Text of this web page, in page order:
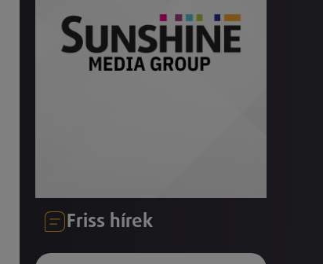
Friss hírek